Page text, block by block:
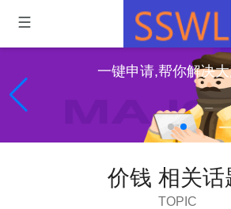
一键申请,帮你解决
价钱 相关话
TOPIC